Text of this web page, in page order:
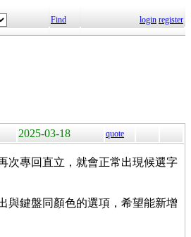
Find login register
2025-03-18 quote
次專回直立，就會正常出現候選字
與鍵盤同顏色的選項，希望能新增